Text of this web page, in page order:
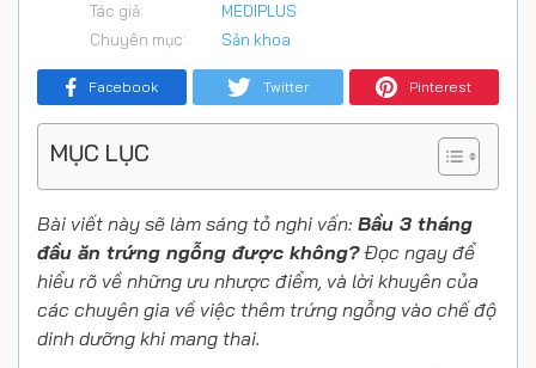
Tác giả:
MEDIPLUS
Chuyên mục:
Sản khoa
Facebook Twitter Pinterest
MỤC LỤC
Bài viết này sẽ làm sáng tỏ nghi vấn: Bầu 3 tháng
đầu ăn trứng ngỗng được không?Đọc ngay để
hiểu rõ về những ưu nhược điểm, và lời khuyên của
các chuyên gia về việc thêm trứng ngỗng vào chế độ
dinh dưỡng khi mang thai.